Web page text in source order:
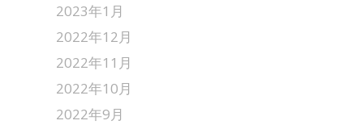
2023年1月
2022年12月
2022年11月
2022年10月
2022年9月